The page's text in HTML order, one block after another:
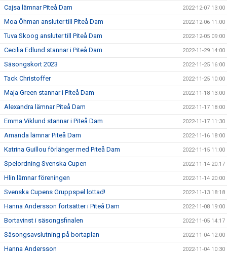
Cajsa lämnar Piteå Dam 2022-12-07 13:00
Moa Öhman ansluter till Piteå Dam 2022-12-06 11:00
Tuva Skoog ansluter till Piteå Dam 2022-12-05 09:00
Cecilia Edlund stannar i Piteå Dam 2022-11-29 14:00
Säsongskort 2023 2022-11-25 16:00
Tack Christoffer 2022-11-25 10:00
Maja Green stannar i Piteå Dam 2022-11-18 13:00
Alexandra lämnar Piteå Dam 2022-11-17 18:00
Emma Viklund stannar i Piteå Dam 2022-11-17 11:30
Amanda lämnar Piteå Dam 2022-11-16 18:00
Katrina Guillou förlänger med Piteå Dam 2022-11-15 11:00
Spelordning Svenska Cupen 2022-11-14 20:17
Hlin lämnar föreningen 2022-11-14 20:00
Svenska Cupens Gruppspel lottad! 2022-11-13 18:18
Hanna Andersson fortsätter i Piteå Dam 2022-11-08 19:00
Bortavinst i säsongsfinalen 2022-11-05 14:17
Säsongsavslutning på bortaplan 2022-11-04 12:00
Hanna Andersson 2022-11-04 10:30